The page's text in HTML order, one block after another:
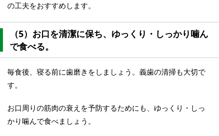
の工夫をおすすめします。
（5）お口を清潔に保ち、ゆっくり・しっかり噛ん
で食べる。
毎食後、寝る前に歯磨きをしましょう。義歯の清掃も大切で
す。
お口周りの筋肉の衰えを予防するためにも、ゆっくり・しっ
かり噛んで食べましょう。